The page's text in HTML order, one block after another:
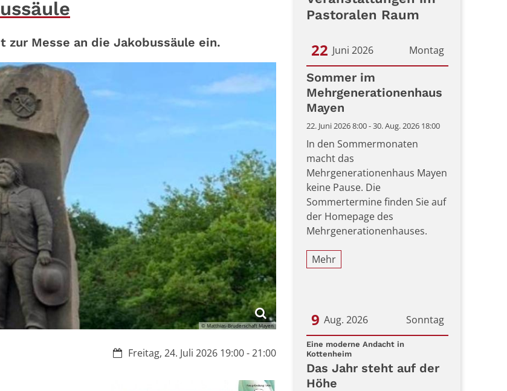
Messe an die Jakobussäule ein.
© Matthias-Bruderschaft Mayen
Datum:Freitag, 24. Juli 2026 19:00 - 21:00
Pastoralen Raum
Montag
22 Juni 2026
Datum: 22. Juni 2026
Sommer im
Mehrgenerationenhaus
Mayen
22. Juni 2026 8:00 - 30. Aug. 2026 18:00
In den Sommermonaten
macht das
Mehrgenerationenhaus Mayen
keine Pause. Die
Sommertermine finden Sie auf
der Homepage des
Mehrgenerationenhauses.
Mehr
Sonntag
9 Aug. 2026
Datum: 9. August 2026
Eine moderne Andacht in
Kottenheim:
Das Jahr steht auf der
Höhe